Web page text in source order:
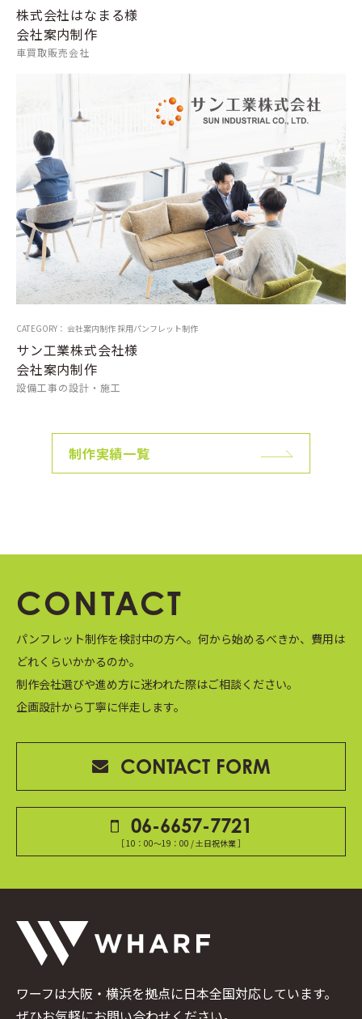
株式会社はなまる様
会社案内制作
車買取販売会社
CATEGORY： 会社案内制作 採用パンフレット制作
サン工業株式会社様
会社案内制作
設備工事の設計・施工
制作実績一覧
CONTACT
パンフレット制作を検討中の方へ。 何から始めるべきか、費用は
どれくらいかかるのか。
制作会社選びや進め方に迷われた際はご相談ください。
企画設計から丁寧に伴走します。
CONTACT FORM
06-6657-7721
［ 10：00～19：00 / 土日祝休業 ］
ワーフは大阪・横浜を拠点に日本全国対応しています。